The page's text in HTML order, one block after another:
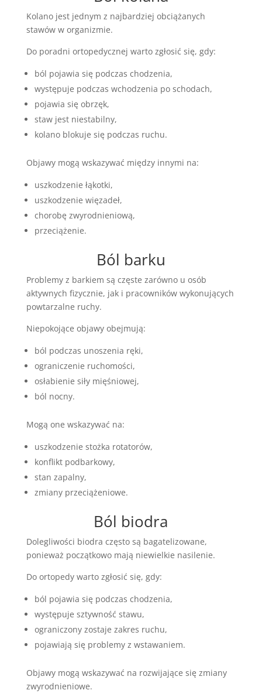
Kolano jest jednym z najbardziej obciążanych
stawów w organizmie.
Do poradni ortopedycznej warto zgłosić się, gdy:
ból pojawia się podczas chodzenia,
występuje podczas wchodzenia po schodach,
pojawia się obrzęk,
staw jest niestabilny,
kolano blokuje się podczas ruchu.
Objawy mogą wskazywać między innymi na:
uszkodzenie łąkotki,
uszkodzenie więzadeł,
chorobę zwyrodnieniową,
przeciążenie.
Ból barku
Problemy z barkiem są częste zarówno u osób
aktywnych fizycznie, jak i pracowników wykonujących
powtarzalne ruchy.
Niepokojące objawy obejmują:
ból podczas unoszenia ręki,
ograniczenie ruchomości,
osłabienie siły mięśniowej,
ból nocny.
Mogą one wskazywać na:
uszkodzenie stożka rotatorów,
konflikt podbarkowy,
stan zapalny,
zmiany przeciążeniowe.
Ból biodra
Dolegliwości biodra często są bagatelizowane,
ponieważ początkowo mają niewielkie nasilenie.
Do ortopedy warto zgłosić się, gdy:
ból pojawia się podczas chodzenia,
występuje sztywność stawu,
ograniczony zostaje zakres ruchu,
pojawiają się problemy z wstawaniem.
Objawy mogą wskazywać na rozwijające się zmiany
zwyrodnieniowe.